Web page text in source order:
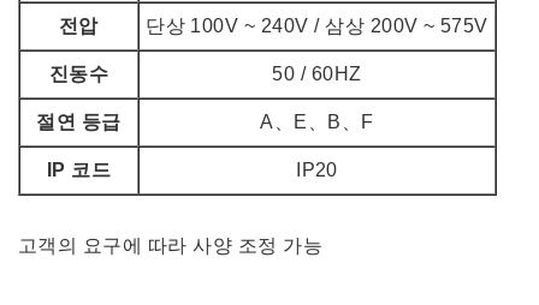
전압 단상 100V ~ 240V / 삼상 200V ~ 575V
진동수 50 / 60HZ
절연 등급 A、E、B、F
IP 코드 IP20
고객의 요구에 따라 사양 조정 가능